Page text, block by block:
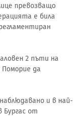
превозващо
е била
2 пъти на
да
и в най-
Бургас от